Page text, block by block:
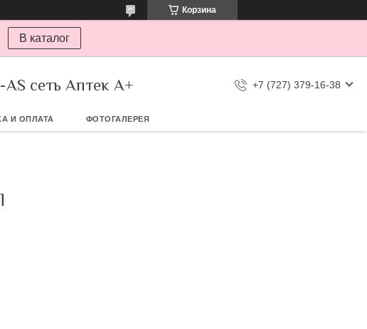
Корзина
В каталог
сеть Аптек А+ +7 (727) 379-16-38
И ОПЛАТА ФОТОГАЛЕРЕЯ